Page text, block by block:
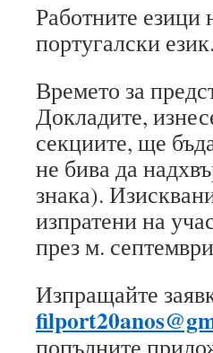
Работните езици
португалски език.
Времето за
Докладите,
секциите, ще
не бива да
знака).
изпратени на
през м.
Изпращайте
попълните